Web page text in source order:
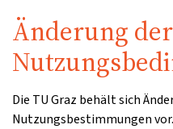
Änderung der
Die TU Graz behält sich
Nutzungsbestimmungen